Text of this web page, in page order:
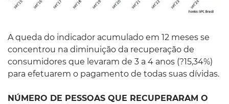
A queda do indicador acumulado em 12 meses se
concentrou na diminuição da recuperação de
consumidores que levaram de 3 a 4 anos (?15,34%)
para efetuarem o pagamento de todas suas dívidas.
NÚMERO DE PESSOAS QUE RECUPERARAM O